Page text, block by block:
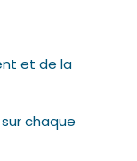
et de la
chaque